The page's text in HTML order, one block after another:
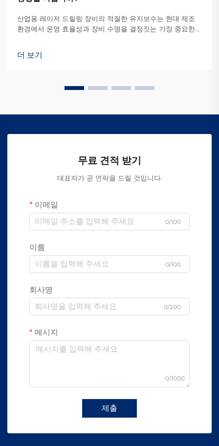
산업용 레이저 드릴링 장비의 적절한 유지보수는 현대 제조
환경에서 운영 효율성과 장비 수명을 결정짓는 가장 중요한
화하는 데 핵심적인 역할을 합니다...
더 보기
무료 견적 받기
대표자가 곧 연락을 드릴 것입니다.
이메일
0/100
이름
0/100
회사명
0/200
메시지
0/1000
제출